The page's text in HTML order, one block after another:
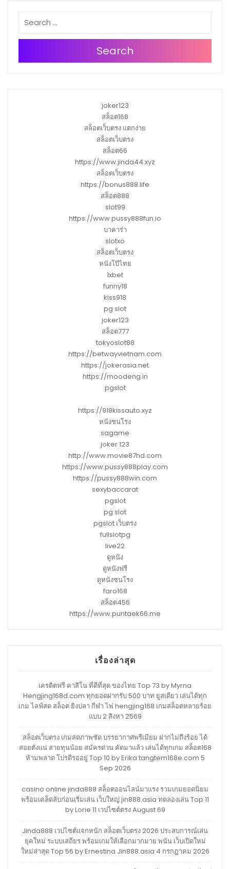
Search
joker123
สล็อต168
สล็อตเว็บตรง แตกง่าย
สล็อตเว็บตรง
สล็อต66
https://www.jinda44.xyz
สล็อตเว็บตรง
https://bonus888.life
สล็อต888
slot99
https://www.pussy888fun.io
บาคาร่า
slotxo
สล็อตเว็บตรง
หนังโป๊ไทย
1xbet
funny18
kiss918
pg slot
joker123
สล็อต777
tokyoslot88
https://betwayvietnam.com
https://jokerasia.net
https://moodeng.in
pgslot
https://918kissauto.xyz
หนังชนโรง
sagame
joker 123
http://www.movie87hd.com
https://www.pussy888play.com
https://pussy888win.com
sexybaccarat
pgslot
pg slot
pgslot เว็บตรง
fullslotpg
live22
ดูหนัง
ดูหนังฟรี
ดูหนังชนโรง
faro168
สล็อต456
https://www.puntaek66.me
เรื่องล่าสุด
เครดิตฟรี คาสิโน ที่ดีที่สุด ของไทย Top 73 by Myrna
Hengjing168d.com ทุกยอดฝากรับ 500 บาท ยูสเดียว เล่นได้ทุก
เกม ไลฟ์สด สล็อต ยิงปลา กีฬา ไพ่ hengjing168 เกมสล็อตหลายร้อย
แบบ 2 สิงหา 2569
สล็อตเว็บตรง เกมสดภาพชัด บรรยากาศพรีเมียม ฝากไม่ถึงร้อย ได้
สอยตังแน่ สายทุนน้อย สมัครด่วน คัดมาแล้ว เล่นได้ทุกเกม สล็อต168
ห้ามพลาด โปรดีรออยู่ Top 10 by Erika tangtem168e.com 5
Sep 2026
casino online jinda888 สล็อตออนไลน์มาแรง รวมเกมยอดนิยม
พร้อมเคล็ดลับก่อนเริ่มเล่น เว็บใหญ่ jin888.asia ทดลองเล่น Top 11
by Lorie 11 เวปไซต์ตรง August 69
Jinda888 เวปไซต์แจกหนัก สล็อตเว็บตรง 2026 ประสบการณ์เล่น
ยุคใหม่ ระบบเสถียร พร้อมเกมให้เลือกมากมาย พนัน เว็บเปิดใหม่
ใหม่ล่าสุด Top 56 by Ernestina Jin888.asia 4 กรกฎาคม 2026